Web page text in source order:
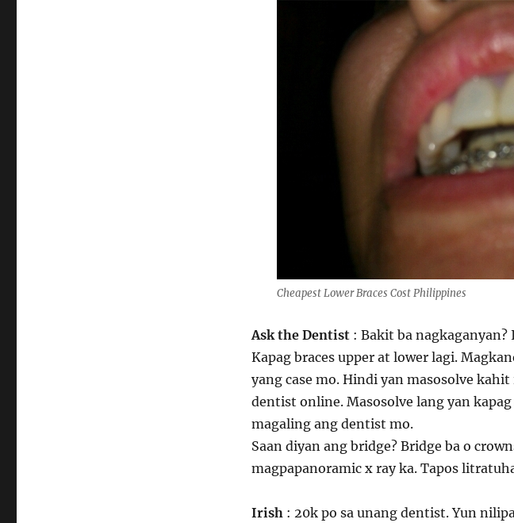
Cheapest Lower Braces Cost Philippines
Ask the Dentist: Bakit ba nagkaganyan?
Kapag braces upper at lower lagi.
yang case mo. Hindi yan masosolve
dentist online. Masosolve lang yan
magaling ang dentist mo.
Saan diyan ang bridge? Bridge ba o
magpapanoramic x ray ka. Tapos
Irish: 20k po sa unang dentist. Yun